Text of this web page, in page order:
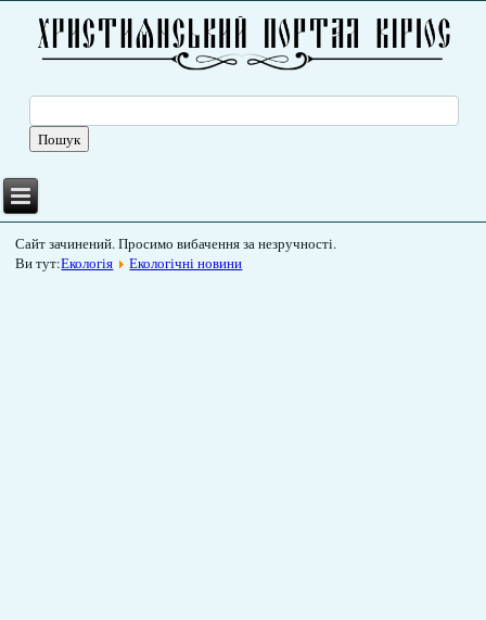
Сайт зачинений. Просимо вибачення за незручності.
Ви тут:Екологія Екологічні новини